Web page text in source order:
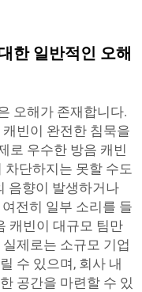
한 일반적인 오해
오해가 존재합니다.
빈이 완전한 침묵을
로 우수한 방음 캐빈
차단하지는 못할 수도
음향이 발생하거나
전히 일부 소리를 들
캐빈이 대규모 팀만
제로는 소규모 기업
수 있으며, 회사 내
공간을 마련할 수 있